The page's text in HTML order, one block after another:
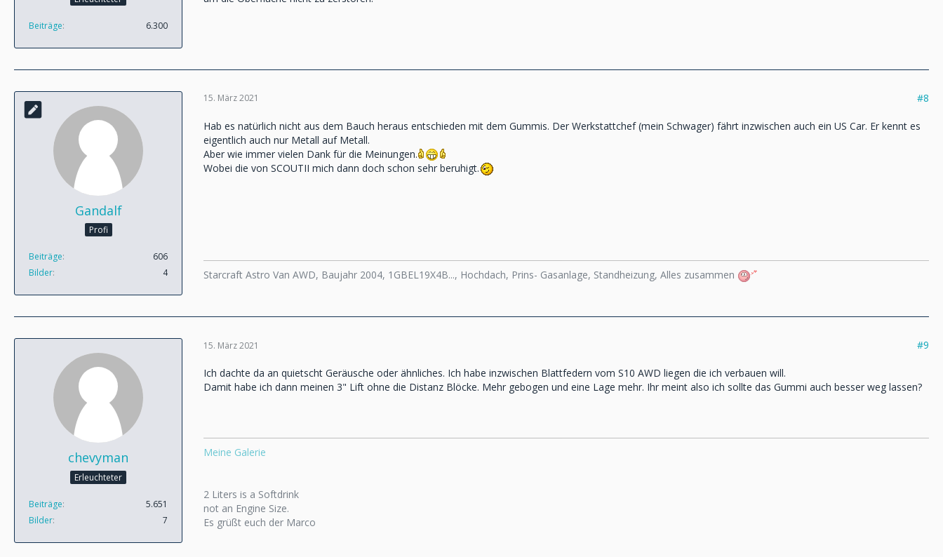
Beiträge 6.300
Gandalf
Profi
Beiträge
606
Bilder
4
15. März 2021 #8
Hab es natürlich nicht aus dem Bauch heraus entschieden mit dem Gummis. Der Werkstattchef (mein Schwager) fährt inzwischen auch ein US Car. Er kennt es
eigentlich auch nur Metall auf Metall.
Aber wie immer vielen Dank für die Meinungen.
Wobei die von SCOUTII mich dann doch schon sehr beruhigt.
Starcraft Astro Van AWD, Baujahr 2004, 1GBEL19X4B..., Hochdach, Prins- Gasanlage, Standheizung, Alles zusammen
chevyman
Erleuchteter
Beiträge
5.651
Bilder
7
15. März 2021 #9
Ich dachte da an quietscht Geräusche oder ähnliches. Ich habe inzwischen Blattfedern vom S10 AWD liegen die ich verbauen will.
Damit habe ich dann meinen 3" Lift ohne die Distanz Blöcke. Mehr gebogen und eine Lage mehr. Ihr meint also ich sollte das Gummi auch besser weg lassen?
Meine Galerie
2 Liters is a Softdrink
not an Engine Size.
Es grüßt euch der Marco